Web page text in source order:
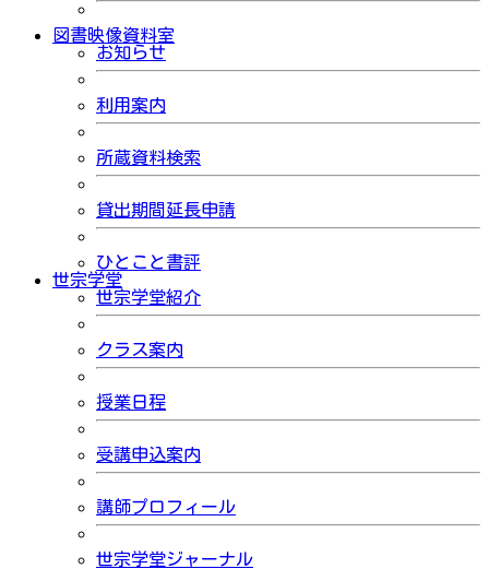
図書映像資料室
お知らせ
利用案内
所蔵資料検索
貸出期間延長申請
ひとこと書評
世宗学堂
世宗学堂紹介
クラス案内
授業日程
受講申込案内
講師プロフィール
世宗学堂ジャーナル